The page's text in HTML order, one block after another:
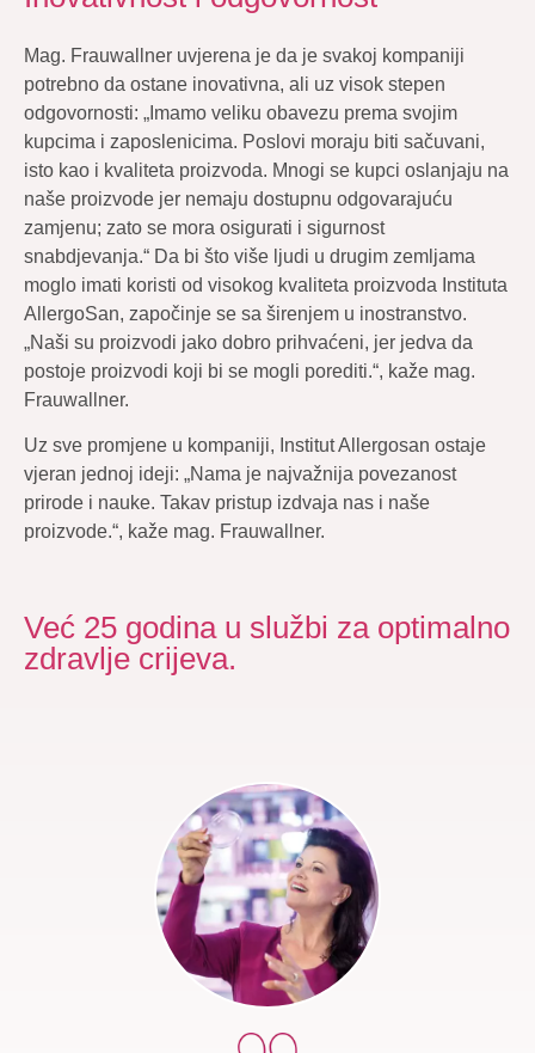
Mag. Frauwallner uvjerena je da je svakoj kompaniji
potrebno da ostane inovativna, ali uz visok stepen
odgovornosti: „Imamo veliku obavezu prema svojim
kupcima i zaposlenicima. Poslovi moraju biti sačuvani,
isto kao i kvaliteta proizvoda. Mnogi se kupci oslanjaju na
naše proizvode jer nemaju dostupnu odgovarajuću
zamjenu; zato se mora osigurati i sigurnost
snabdjevanja.“ Da bi što više ljudi u drugim zemljama
moglo imati koristi od visokog kvaliteta proizvoda Instituta
AllergoSan, započinje se sa širenjem u inostranstvo.
„Naši su proizvodi jako dobro prihvaćeni, jer jedva da
postoje proizvodi koji bi se mogli porediti.“, kaže mag.
Frauwallner.
Uz sve promjene u kompaniji, Institut Allergosan ostaje
vjeran jednoj ideji: „Nama je najvažnija povezanost
prirode i nauke. Takav pristup izdvaja nas i naše
proizvode.“, kaže mag. Frauwallner.
Već 25 godina u službi za optimalno
zdravlje crijeva.